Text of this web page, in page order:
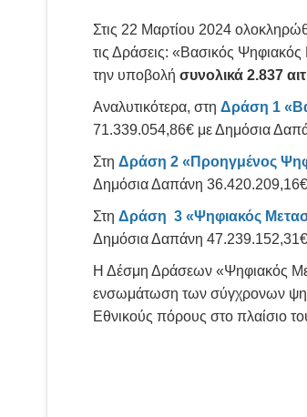
Στις 22 Μαρτίου 2024
τις Δράσεις: «Βασικός
την υποβολή συνολικά 2.837
Αναλυτικότερα, στη Δράση 1
71.339.054,86€ με Δημόσια
Στη Δράση 2 «Προηγμένος
Δημόσια Δαπάνη
Στη Δράση 3 «Ψηφιακός
Δημόσια Δαπάνη
Η Δέσμη Δράσεων «Ψηφιακός
ενσωμάτωση των σύγχρονων
Εθνικούς πόρους στο πλαίσιο